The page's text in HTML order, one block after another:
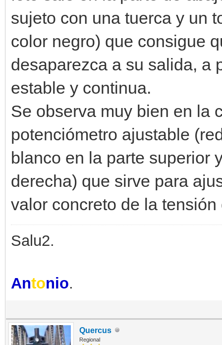
sujeto con una tuerca y un
color negro) que consigue
desaparezca a su salida, a
estable y continua.
Se observa muy bien en la
potenciómetro ajustable
blanco en la parte superior
derecha) que sirve para
valor concreto de la tensión
Salu2.
Antonio.
Quercus
Regional